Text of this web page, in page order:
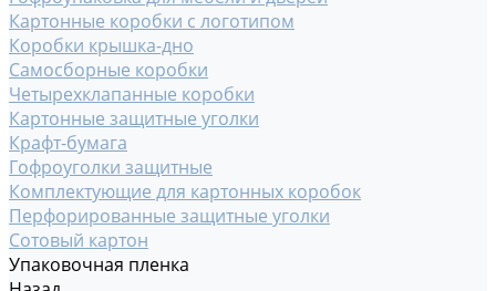
Картонные коробки с логотипом
Коробки крышка-дно
Самосборные коробки
Четырехклапанные коробки
Картонные защитные уголки
Крафт-бумага
Гофроуголки защитные
Комплектующие для картонных коробок
Перфорированные защитные уголки
Сотовый картон
Упаковочная пленка